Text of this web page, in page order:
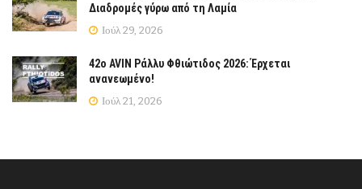
Διαδρομές γύρω από τη Λαμία
Ιούλ 29, 2026
42ο AVIN Ράλλυ Φθιώτιδος 2026: Έρχεται
ανανεωμένο!
Ιούλ 21, 2026